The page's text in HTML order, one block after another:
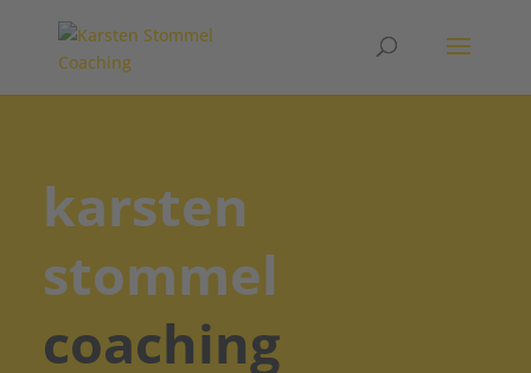
karsten
stommel
coaching